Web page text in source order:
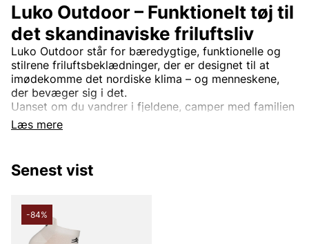
Læs mere
Luko Outdoor – Funktionelt tøj til
det skandinaviske friluftsliv
Luko Outdoor står for bæredygtige, funktionelle og
stilrene friluftsbeklædninger, der er designet til at
imødekomme det nordiske klima – og menneskene,
der bevæger sig i det.
Uanset om du vandrer i fjeldene, camper med familien
eller cykler gennem byen, er Luko-plaggen skabt til at
give dig komfort, bevægelsesfrihed og pålidelig
Senest vist
-84%